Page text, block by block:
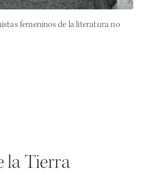
femeninos de la literatura no
la Tierra